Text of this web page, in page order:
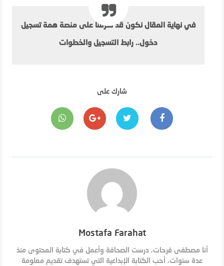
في نهاية المقال نكون قد تعرفنا على منصة همة تسجيل
دخول.. رابط التسجيل والخطوات
شارك على
Mostafa Farahat
أنا مصطفى فرحات، درست الصحافة وأعمل في كتابة المحتوى منذ
عدة سنوات، أحب الكتابة الإبداعية التي تستهدف تقديم معلومة